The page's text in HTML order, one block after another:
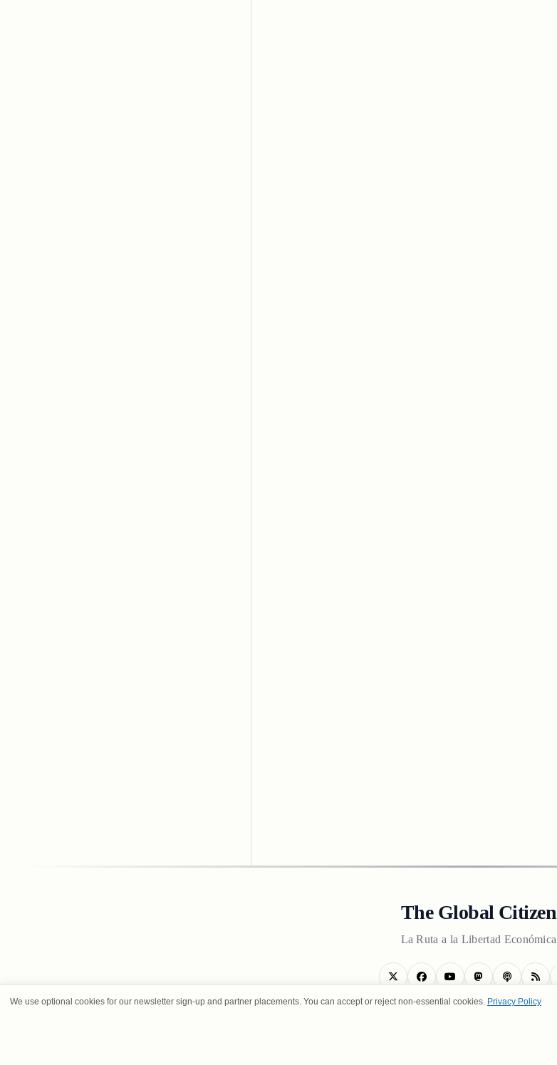
The Global Citizen
La Ruta a la Libertad Económica
We use optional cookies for our newsletter sign-up and partner placements. You can accept or reject non-essential cookies. Privacy Policy